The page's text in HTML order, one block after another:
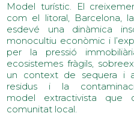
Model turístic. El
com el litoral, Barcelona,
esdevé una dinàmica
monocultiu econòmic i
per la pressió
ecosistemes fràgils,
un context de sequera i
residus i la
model extractivista
comunitat local.